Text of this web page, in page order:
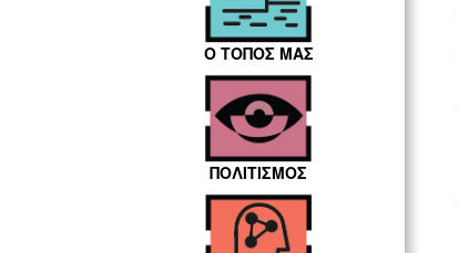
Ο ΤΟΠΟΣ ΜΑΣ
ΠΟΛΙΤΙΣΜΟΣ